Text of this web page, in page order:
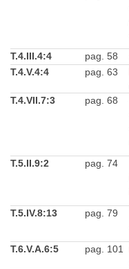
T.4.III.4:4
pag. 58
T.4.V.4:4 pag. 63
T.4.VII.7:3
pag. 68
T.5.II.9:2
pag. 74
T.5.IV.8:13
pag. 79
T.6.V.A.6:5
pag. 101